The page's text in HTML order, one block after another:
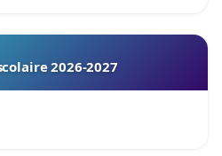
2026-2027